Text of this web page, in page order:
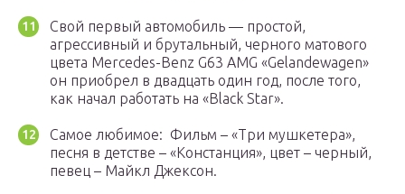
Свой первый автомобиль — простой,
агрессивный и брутальный, черного матового
цвета Mercedes-Benz G63 AMG «Gelandewagen»
он приобрел в двадцать один год, после того,
как начал работать на «Black Star».
Самое любимое: Фильм – «Три мушкетера»,
песня в детстве – «Констанция», цвет – черный,
певец – Майкл Джексон.